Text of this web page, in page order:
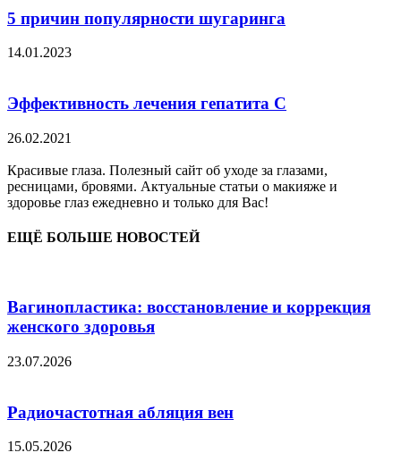
5 причин популярности шугаринга
14.01.2023
Эффективность лечения гепатита С
26.02.2021
Красивые глаза. Полезный сайт об уходе за глазами,
ресницами, бровями. Актуальные статьи о макияже и
здоровье глаз ежедневно и только для Вас!
ЕЩЁ БОЛЬШЕ НОВОСТЕЙ
Вагинопластика: восстановление и коррекция
женского здоровья
23.07.2026
Радиочастотная абляция вен
15.05.2026